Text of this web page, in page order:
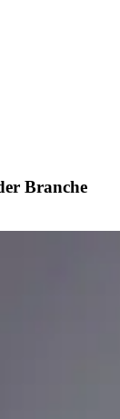
Branche